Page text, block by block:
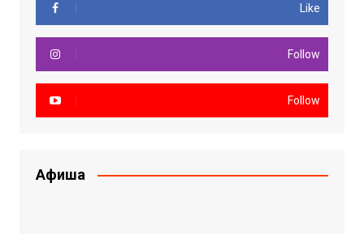
Like
Follow
Follow
Афиша